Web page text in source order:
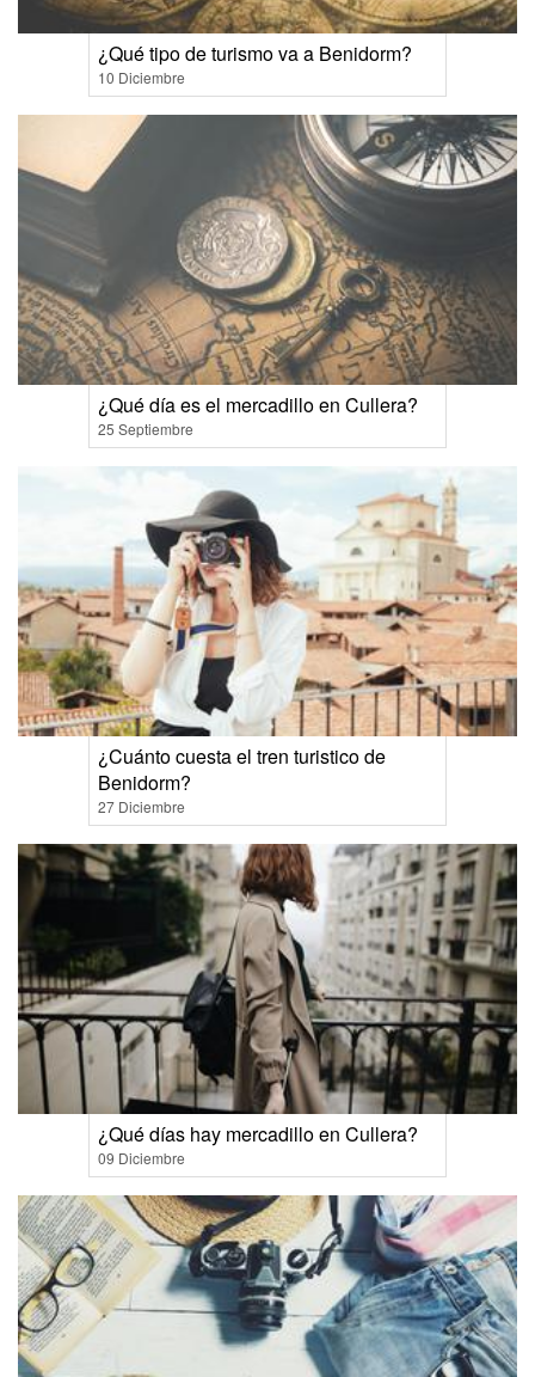
¿Qué tipo de turismo va a Benidorm?
10 Diciembre
¿Qué día es el mercadillo en Cullera?
25 Septiembre
¿Cuánto cuesta el tren turistico de
Benidorm?
27 Diciembre
¿Qué días hay mercadillo en Cullera?
09 Diciembre